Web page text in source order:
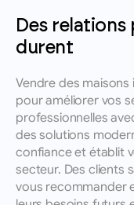
Des
durent
Vendre des
pour améliorer vos
professionnelles
des solutions
confiance et établit
secteur. Des clients
vous recommander